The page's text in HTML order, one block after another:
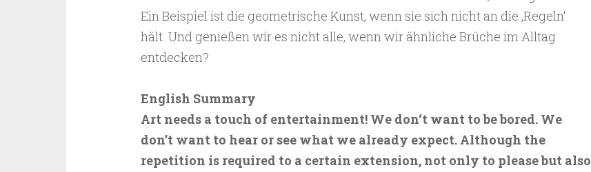
Ein Beispiel ist die geometrische Kunst, wenn sie sich nicht an die ‚Regeln‘
hält. Und genießen wir es nicht alle, wenn wir ähnliche Brüche im Alltag
entdecken?
English Summary
Art needs a touch of entertainment! We don‘t want to be bored. We
don’t want to hear or see what we already expect. Although the
repetition is required to a certain extension, not only to please but also